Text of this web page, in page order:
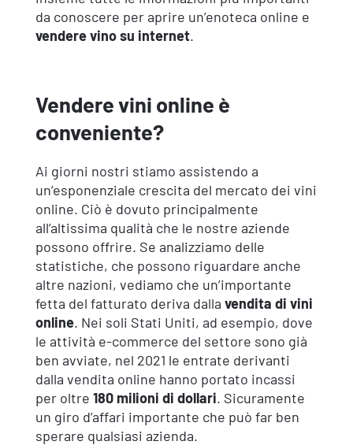
da conoscere per aprire un’enoteca online e
vendere vino su internet.
Vendere vini online è
conveniente?
Ai giorni nostri stiamo assistendo a
un’esponenziale crescita del mercato dei vini
online. Ciò è dovuto principalmente
all’altissima qualità che le nostre aziende
possono offrire. Se analizziamo delle
statistiche, che possono riguardare anche
altre nazioni, vediamo che un’importante
fetta del fatturato deriva dalla vendita di vini
online. Nei soli Stati Uniti, ad esempio, dove
le attività e-commerce del settore sono già
ben avviate, nel 2021 le entrate derivanti
dalla vendita online hanno portato incassi
per oltre 180 milioni di dollari. Sicuramente
un giro d’affari importante che può far ben
sperare qualsiasi azienda.